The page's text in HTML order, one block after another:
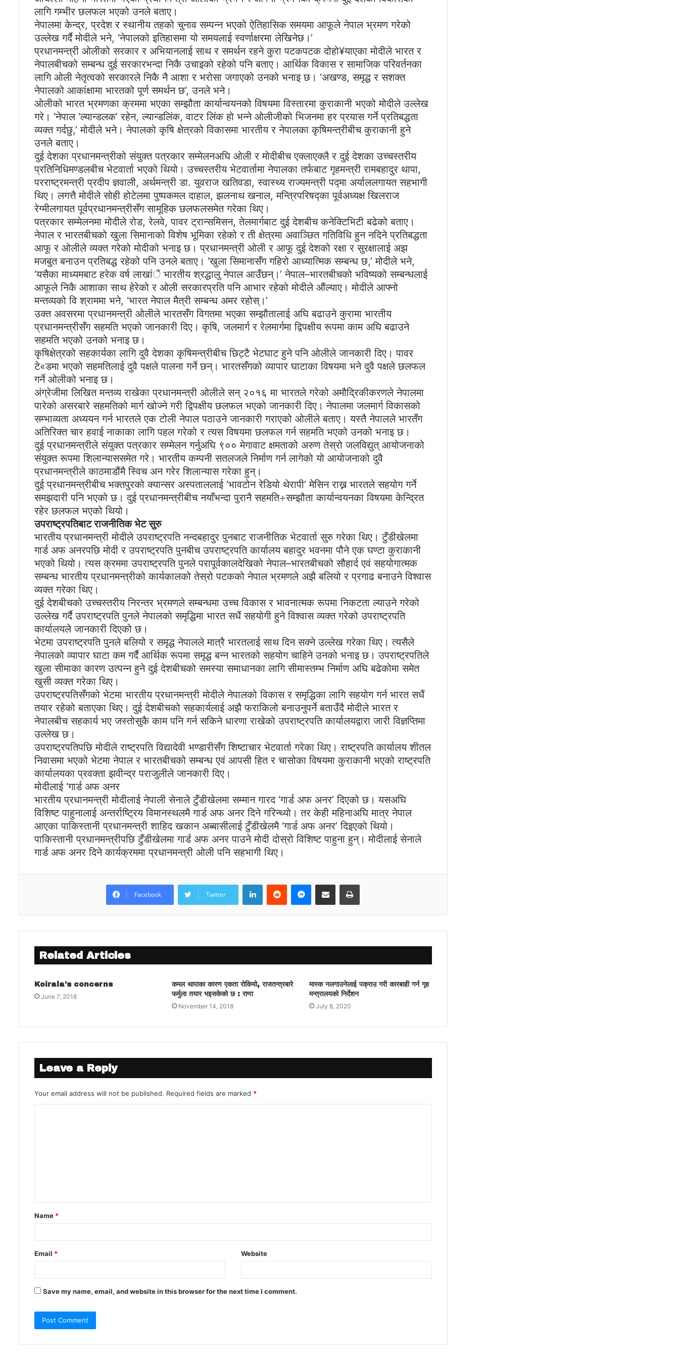
लागि गम्भीर छलफल भएको उनले बताए।
नेपालमा केन्द्र, प्रदेश र स्थानीय तहको चुनाव सम्पन्न भएको ऐतिहासिक समयमा आफूले नेपाल भ्रमण गरेको
उल्लेख गर्दै मोदीले भने, ‘नेपालको इतिहासमा यो समयलाई स्वर्णाक्षरमा लेखिनेछ।’
प्रधानमन्त्री ओलीको सरकार र अभियानलाई साथ र समर्थन रहने कुरा पटकपटक दोहो¥याएका मोदीले भारत र
नेपालबीचको सम्बन्ध दुई सरकारभन्दा निकै उचाइको रहेको पनि बताए। आर्थिक विकास र सामाजिक परिवर्तनका
लागि ओली नेतृत्वको सरकारले निकै नै आशा र भरोसा जगाएको उनको भनाइ छ। ‘अखण्ड, समृद्ध र सशक्त
नेपालको आकांक्षामा भारतको पूर्ण समर्थन छ’, उनले भने।
ओलीको भारत भ्रमणका क्रममा भएका सम्झौता कार्यान्वयनको विषयमा विस्तारमा कुराकानी भएको मोदीले उल्लेख
गरे। ‘नेपाल ‘ल्यान्डलक’ रहेन, ल्यान्डलिंक, वाटर लिंक हो भन्ने ओलीजीको भिजनमा हर प्रयास गर्ने प्रतिबद्धता
व्यक्त गर्दछु,’ मोदीले भने। नेपालको कृषि क्षेत्रको विकासमा भारतीय र नेपालका कृषिमन्त्रीबीच कुराकानी हुने
उनले बताए।
दुई देशका प्रधानमन्त्रीको संयुक्त पत्रकार सम्मेलनअघि ओली र मोदीबीच एक्लाएक्लै र दुई देशका उच्चस्तरीय
प्रतिनिधिमण्डलबीच भेटवार्ता भएको थियो। उच्चस्तरीय भेटवार्तामा नेपालका तर्फबाट गृहमन्त्री रामबहादुर थापा,
परराष्ट्रमन्त्री प्रदीप ज्ञवाली, अर्थमन्त्री डा. युवराज खतिवडा, स्वास्थ्य राज्यमन्त्री पद्मा अर्याललगायत सहभागी
थिए। लगत्तै मोदीले सोही होटेलमा पुष्पकमल दाहाल, झलनाथ खनाल, मन्त्रिपरिषद्का पूर्वअध्यक्ष खिलराज
रेग्मीलगायत पूर्वप्रधानमन्त्रीसँग सामूहिक छलफलसमेत गरेका थिए।
पत्रकार सम्मेलनमा मोदीले रोड, रेलवे, पावर ट्रान्समिसन, तेलमार्गबाट दुई देशबीच कनेक्टिभिटी बढेको बताए।
नेपाल र भारतबीचको खुला सिमानाको विशेष भूमिका रहेको र ती क्षेत्रमा अवाञ्छित गतिविधि हुन नदिने प्रतिबद्धता
आफू र ओलीले व्यक्त गरेको मोदीको भनाइ छ। प्रधानमन्त्री ओली र आफू दुई देशको रक्षा र सुरक्षालाई अझ
मजबुत बनाउन प्रतिबद्ध रहेको पनि उनले बताए। ‘खुला सिमानासँग गहिरो आध्यात्मिक सम्बन्ध छ,’ मोदीले भने,
‘यसैका माध्यमबाट हरेक वर्ष लाखांै भारतीय श्रद्धालु नेपाल आउँछन्।’ नेपाल–भारतबीचको भविष्यको सम्बन्धलाई
आफूले निकै आशाका साथ हेरेको र ओली सरकारप्रति पनि आभार रहेको मोदीले औंल्याए। मोदीले आफ्नो
मन्तव्यको वि श्राममा भने, ‘भारत नेपाल मैत्री सम्बन्ध अमर रहोस्।’
उक्त अवसरमा प्रधानमन्त्री ओलीले भारतसँग विगतमा भएका सम्झौतालाई अघि बढाउने कुरामा भारतीय
प्रधानमन्त्रीसँग सहमति भएको जानकारी दिए। कृषि, जलमार्ग र रेलमार्गमा द्विपक्षीय रूपमा काम अघि बढाउने
सहमति भएको उनको भनाइ छ।
कृषिक्षेत्रको सहकार्यका लागि दुवै देशका कृषिमन्त्रीबीच छिट्टै भेटघाट हुने पनि ओलीले जानकारी दिए। पावर
टे«डमा भएको सहमतिलाई दुवै पक्षले पालना गर्ने छन्। भारतसँगको व्यापार घाटाका विषयमा भने दुवै पक्षले छलफल
गर्ने ओलीको भनाइ छ।
अंग्रेजीमा लिखित मन्तव्य राखेका प्रधानमन्त्री ओलीले सन् २०१६ मा भारतले गरेको अमौद्रिकीकरणले नेपालमा
पारेको असरबारे सहमतिको मार्ग खोज्ने गरी द्विपक्षीय छलफल भएको जानकारी दिए। नेपालमा जलमार्ग विकासको
सम्भाव्यता अध्ययन गर्न भारतले एक टोली नेपाल पठाउने जानकारी गराएको ओलीले बताए। यस्तै नेपालले भारतँग
अतिरिक्त चार हवाई नाकाका लागि पहल गरेको र त्यस विषयमा छलफल गर्न सहमति भएको उनको भनाइ छ।
दुई प्रधानमन्त्रीले संयुक्त पत्रकार सम्मेलन गर्नुअघि ९०० मेगावाट क्षमताको अरुण तेस्रो जलविद्युत् आयोजनाको
संयुक्त रूपमा शिलान्याससमेत गरे। भारतीय कम्पनी सतलजले निर्माण गर्न लागेको यो आयोजनाको दुवै
प्रधानमन्त्रीले काठमाडौंमै स्विच अन गरेर शिलान्यास गरेका हुन्।
दुई प्रधानमन्त्रीबीच भक्तपुरको क्यान्सर अस्पताललाई ‘भावटोन रेडियो थेरापी’ मेसिन राख्न भारतले सहयोग गर्ने
समझदारी पनि भएको छ। दुई प्रधानमन्त्रीबीच नयाँभन्दा पुरानै सहमति÷सम्झौता कार्यान्वयनका विषयमा केन्द्रित
रहेर छलफल भएको थियो।
उपराष्ट्रपतिबाट राजनीतिक भेट सुरु
भारतीय प्रधानमन्त्री मोदीले उपराष्ट्रपति नन्दबहादुर पुनबाट राजनीतिक भेटवार्ता सुरु गरेका थिए। टुँडीखेलमा
गार्ड अफ अनरपछि मोदी र उपराष्ट्रपति पुनबीच उपराष्ट्रपति कार्यालय बहादुर भवनमा पौने एक घण्टा कुराकानी
भएको थियो। त्यस क्रममा उपराष्ट्रपति पुनले परापूर्वकालदेखिको नेपाल–भारतबीचको सौहार्द एवं सहयोगात्मक
सम्बन्ध भारतीय प्रधानमन्त्रीको कार्यकालको तेस्रो पटकको नेपाल भ्रमणले अझै बलियो र प्रगाढ बनाउने विश्वास
व्यक्त गरेका थिए।
दुई देशबीचको उच्चस्तरीय निरन्तर भ्रमणले सम्बन्धमा उच्च विकास र भावनात्मक रूपमा निकटता ल्याउने गरेको
उल्लेख गर्दै उपराष्ट्रपति पुनले नेपालको समृद्धिमा भारत सधैं सहयोगी हुने विश्वास व्यक्त गरेको उपराष्ट्रपति
कार्यालयले जानकारी दिएको छ।
भेटमा उपराष्ट्रपति पुनले बलियो र समृद्ध नेपालले मात्रै भारतलाई साथ दिन सक्ने उल्लेख गरेका थिए। त्यसैले
नेपालको व्यापार घाटा कम गर्दै आर्थिक रूपमा समृद्ध बन्न भारतको सहयोग चाहिने उनको भनाइ छ। उपराष्ट्रपतिले
खुला सीमाका कारण उत्पन्न हुने दुई देशबीचको समस्या समाधानका लागि सीमास्तम्भ निर्माण अघि बढेकोमा समेत
खुसी व्यक्त गरेका थिए।
उपराष्ट्रपतिसँगको भेटमा भारतीय प्रधानमन्त्री मोदीले नेपालको विकास र समृद्धिका लागि सहयोग गर्न भारत सधैं
तयार रहेको बताएका थिए। दुई देशबीचको सहकार्यलाई अझै फराकिलो बनाउनुपर्ने बताउँदै मोदीले भारत र
नेपालबीच सहकार्य भए जस्तोसुकै काम पनि गर्न सकिने धारणा राखेको उपराष्ट्रपति कार्यालयद्वारा जारी विज्ञप्तिमा
उल्लेख छ।
उपराष्ट्रपतिपछि मोदीले राष्ट्रपति विद्यादेवी भण्डारीसँग शिष्टाचार भेटवार्ता गरेका थिए। राष्ट्रपति कार्यालय शीतल
निवासमा भएको भेटमा नेपाल र भारतबीचको सम्बन्ध एवं आपसी हित र चासोका विषयमा कुराकानी भएको राष्ट्रपति
कार्यालयका प्रवक्ता झवीन्द्र पराजुलीले जानकारी दिए।
मोदीलाई ‘गार्ड अफ अनर
भारतीय प्रधानमन्त्री मोदीलाई नेपाली सेनाले टुँडीखेलमा सम्मान गारद ‘गार्ड अफ अनर’ दिएको छ। यसअघि
विशिष्ट पाहुनालाई अन्तर्राष्ट्रिय विमानस्थलमै गार्ड अफ अनर दिने गरिन्थ्यो। तर केही महिनाअघि मात्र नेपाल
आएका पाकिस्तानी प्रधानमन्त्री शाहिद खकान अब्बासीलाई टुँडीखेलमै ‘गार्ड अफ अनर’ दिइएको थियो।
पाकिस्तानी प्रधानमन्त्रीपछि टुँडीखेलमा गार्ड अफ अनर पाउने मोदी दोस्रो विशिष्ट पाहुना हुन्। मोदीलाई सेनाले
गार्ड अफ अनर दिने कार्यक्रममा प्रधानमन्त्री ओली पनि सहभागी थिए।
Facebook Twitter
LinkedInReddit Messenger
Share via Email Print
Related Articles
Koirala’s concerns
June 7, 2018
कमल थापाका कारण एकता रोकियो, राजतन्त्रबारे
फर्मुला तयार भइसकेको छ : राणा
November 14, 2018
मास्क नलगाउनेलाई पक्राउ गरी कारबाही गर्न गृह
मन्त्रालयको निर्देशन
July 8, 2020
Leave a Reply
Your email address will not be published. Required fields are marked *
Name *
Email * Website
Save my name, email, and website in this browser for the next time I comment.